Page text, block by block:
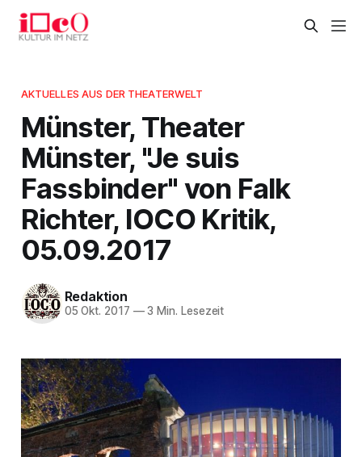
AKTUELLES AUS DER THEATERWELT
Münster, Theater
Münster, "Je suis
Fassbinder" von Falk
Richter, IOCO Kritik,
05.09.2017
Redaktion
05 Okt. 2017 —3 Min. Lesezeit